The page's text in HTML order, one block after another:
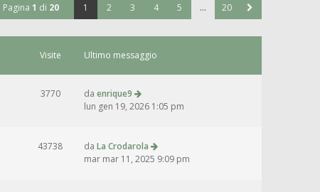
Pagina 1 di 20 1 2 3 4 5 … 20
Visite Ultimo messaggio
3770 da enrique9
lun gen 19, 2026 1:05 pm
43738 da La Crodarola
mar mar 11, 2025 9:09 pm